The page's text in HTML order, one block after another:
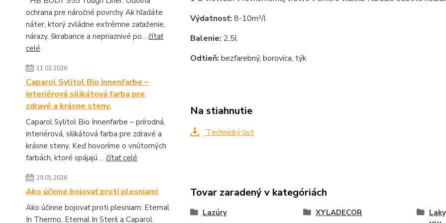
ochrana pre náročné povrchy Ak hľadáte
náter, ktorý zvládne extrémne zaťaženie,
nárazy, škrabance a nepriaznivé po... čítať
celé
11.02.2026
Caparol Sylitol Bio Innenfarbe –
interiérová silikátová farba pre
zdravé a krásne steny.
Caparol Sylitol Bio Innenfarbe – prírodná,
interiérová, silikátová farba pre zdravé a
krásne steny. Keď hovoríme o vnútorných
farbách, ktoré spájajú ... čítať celé
29.01.2026
Ako účinne bojovať proti plesniam!
Ako účinne bojovať proti plesniam: Eternal
In Thermo, Eternal In Steril a Caparol
Výdatnosť: 8-10m²/l
Balenie: 2,5l
Odtieň: bezfarebný, borovica, týk
Na stiahnutie
Technický list
Tovar zaradený v kategóriách
Lazúry XYLADECOR